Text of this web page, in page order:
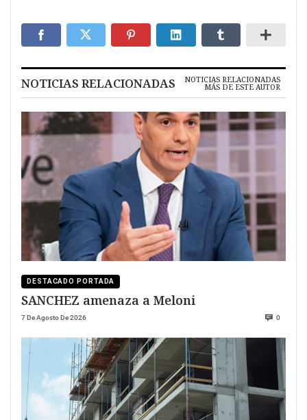
NOTICIAS RELACIONADAS NOTICIAS RELACIONADAS
MÁS DE ESTE AUTOR
DESTACADO PORTADA
SANCHEZ amenaza a Meloni
7 De Agosto De 2026 0